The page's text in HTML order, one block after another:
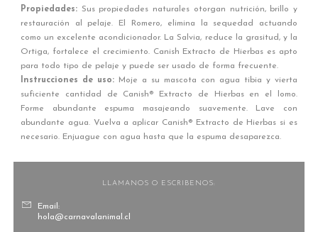
Propiedades: Sus propiedades naturales otorgan nutrición, brillo y
restauración al pelaje. El Romero, elimina la sequedad actuando
como un excelente acondicionador. La Salvia, reduce la grasitud, y la
Ortiga, fortalece el crecimiento. Canish Extracto de Hierbas es apto
para todo tipo de pelaje y puede ser usado de forma frecuente.
Instrucciones de uso: Moje a su mascota con agua tibia y vierta
suficiente cantidad de Canish® Extracto de Hierbas en el lomo.
Forme abundante espuma masajeando suavemente. Lave con
abundante agua. Vuelva a aplicar Canish® Extracto de Hierbas si es
necesario. Enjuague con agua hasta que la espuma desaparezca.
LLAMANOS O ESCRIBENOS:
Email:
hola@carnavalanimal.cl